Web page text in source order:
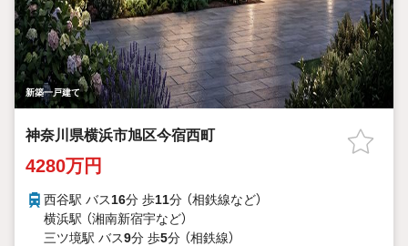
新築一戸建て
神奈川県横浜市旭区今宿西町
4280万円
西谷駅 バス16分 歩11分 （相鉄線など）
横浜駅 （湘南新宿宇など）
三ツ境駅 バス9分 歩5分 （相鉄線）